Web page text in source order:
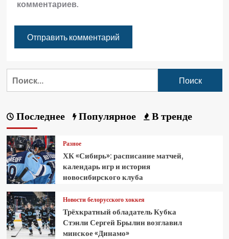
комментариев.
Последнее Популярное В тренде
Разное
ХК «Сибирь»: расписание матчей,
календарь игр и история
новосибирского клуба
Новости белорусского хоккея
Трёхкратный обладатель Кубка
Стэнли Сергей Брылин возглавил
минское «Динамо»